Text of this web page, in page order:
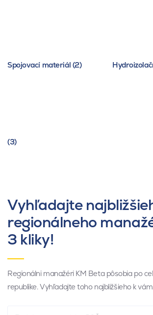
Spojovací materiál (2)
(3)
Vyhľadajte
regionálneho
3 kliky!
Regionálni manažéri KM Beta pôsobia po
republike. Vyhľadajte toho najbližšieho k vám.